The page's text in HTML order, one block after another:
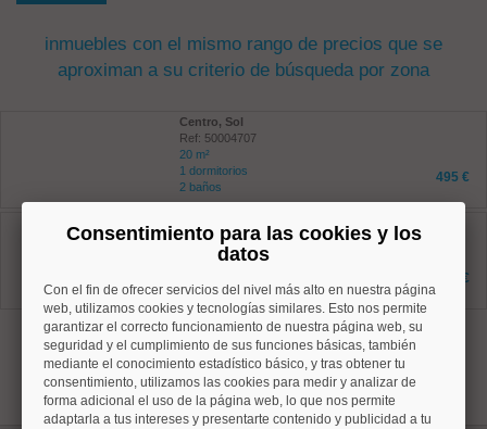
inmuebles con el mismo rango de precios que se
aproximan a su criterio de búsqueda por zona
Centro, Sol
Ref: 50004707
20 m²
1 dormitorios
2 baños
495 €
Ref: 50003826
2 baños
1.000 €
1
Consentimiento para las cookies y los
datos
Con el fin de ofrecer servicios del nivel más alto en nuestra página
web, utilizamos cookies y tecnologías similares. Esto nos permite
garantizar el correcto funcionamiento de nuestra página web, su
seguridad y el cumplimiento de sus funciones básicas, también
mediante el conocimiento estadístico básico, y tras obtener tu
consentimiento, utilizamos las cookies para medir y analizar de
forma adicional el uso de la página web, lo que nos permite
adaptarla a tus intereses y presentarte contenido y publicidad a tu